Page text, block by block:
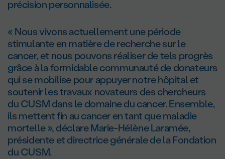
précision personnalisée.
« Nous vivons actuellement une période
stimulante en matière de recherche sur le
cancer, et nous pouvons réaliser de tels progrès
grâce à la formidable communauté de donateurs
qui se mobilise pour appuyer notre hôpital et
soutenir les travaux novateurs des chercheurs
du CUSM dans le domaine du cancer. Ensemble,
ils mettent fin au cancer en tant que maladie
mortelle », déclare Marie-Hélène Laramée,
présidente et directrice générale de la Fondation
du CUSM.